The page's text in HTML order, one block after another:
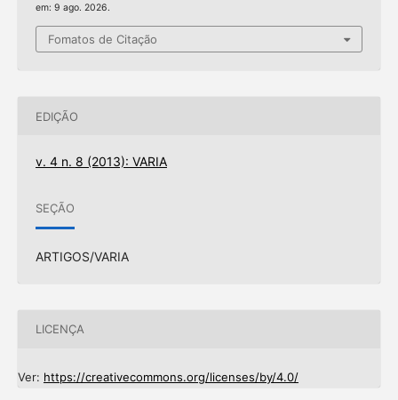
em: 9 ago. 2026.
Fomatos de Citação
EDIÇÃO
v. 4 n. 8 (2013): VARIA
SEÇÃO
ARTIGOS/VARIA
LICENÇA
Ver: https://creativecommons.org/licenses/by/4.0/